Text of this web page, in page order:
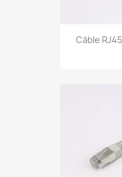
Câble